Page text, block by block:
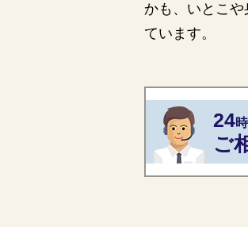
かも、いとこ
ています。
24
ご